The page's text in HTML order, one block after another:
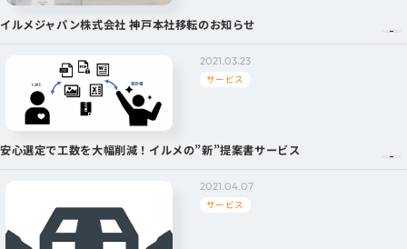
イルメジャパン株式会社 神戸本社移転のお知らせ
2021.03.23
サービス
安心選定で工数を大幅削減！イルメの”新”提案書サービス
2021.04.07
サービス